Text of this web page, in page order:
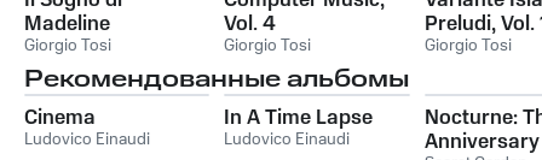
Madeline
Giorgio Tosi
Vol. 4
Giorgio Tosi
Preludi, Vol.
Giorgio Tosi
Рекомендованные альбомы
Cinema
Ludovico Einaudi
In A Time Lapse
Ludovico Einaudi
Nocturne:
Anniversary